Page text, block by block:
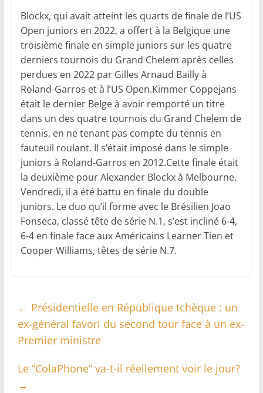
Blockx, qui avait atteint les quarts de finale de l’US
Open juniors en 2022, a offert à la Belgique une
troisième finale en simple juniors sur les quatre
derniers tournois du Grand Chelem après celles
perdues en 2022 par Gilles Arnaud Bailly à
Roland-Garros et à l’US Open.Kimmer Coppejans
était le dernier Belge à avoir remporté un titre
dans un des quatre tournois du Grand Chelem de
tennis, en ne tenant pas compte du tennis en
fauteuil roulant. Il s’était imposé dans le simple
juniors à Roland-Garros en 2012.Cette finale était
la deuxième pour Alexander Blockx à Melbourne.
Vendredi, il a été battu en finale du double
juniors. Le duo qu’il forme avec le Brésilien Joao
Fonseca, classé tête de série N.1, s’est incliné 6-4,
6-4 en finale face aux Américains Learner Tien et
Cooper Williams, têtes de série N.7.
← Présidentielle en République tchèque : un
ex-général favori du second tour face à un ex-
Premier ministre
Le “ColaPhone” va-t-il réellement voir le jour?
→